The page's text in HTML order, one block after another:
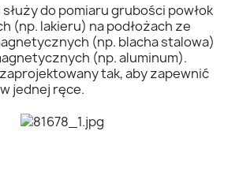
służy do pomiaru grubości powłok
(np. lakieru) na podłożach ze
(np. blacha stalowa)
(np. aluminum).
tak, aby zapewnić
jednej ręce.